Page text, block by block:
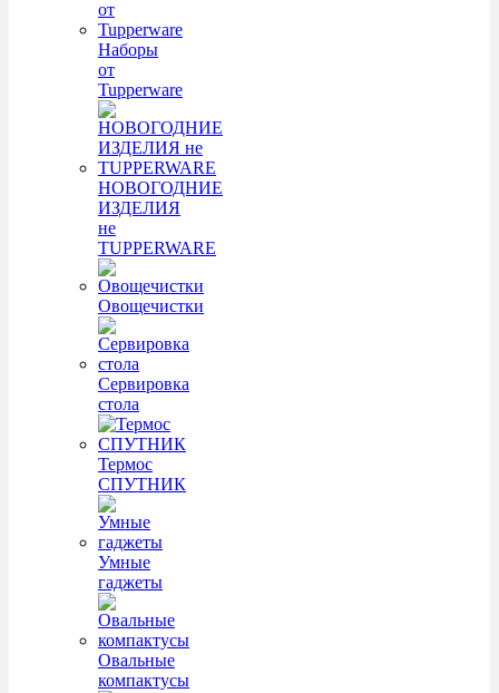
Наборы
от
Tupperware
НОВОГОДНИЕ
ИЗДЕЛИЯ
не
TUPPERWARE
Овощечистки
Сервировка
стола
Термос
СПУТНИК
Умные
гаджеты
Овальные
компактусы